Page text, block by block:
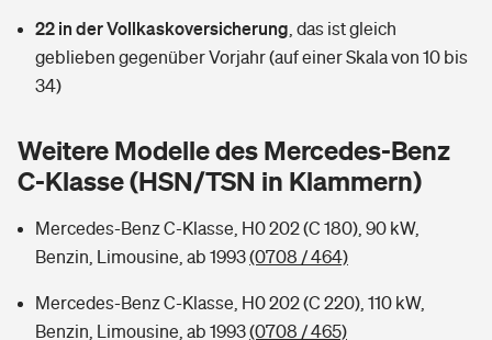
Hochwasser-Check: Wie gefährdet ist Ihr Haus?
Wer versichert was: Jetzt Versicherer finden
Sie haben Fragen?
Handyversicherung
Private Cyberversicherung
Musikinstrumentenversicherung
Sie haben Fragen?
Rentenrechner: Wie viel Geld bekomme ich im Alter?
22 in der Vollkaskoversicherung das ist gleich
geblieben gegenüber Vorjahr (auf einer Skala von 10 bis
34)
Weitere Modelle des Mercedes-Benz
C-Klasse (HSN/TSN in Klammern)
Mercedes-Benz C-Klasse, H0 202 (C 180), 90 kW,
Benzin, Limousine, ab 1993(0708 / 464)
Mercedes-Benz C-Klasse, H0 202 (C 220), 110 kW,
Benzin, Limousine, ab 1993(0708 / 465)